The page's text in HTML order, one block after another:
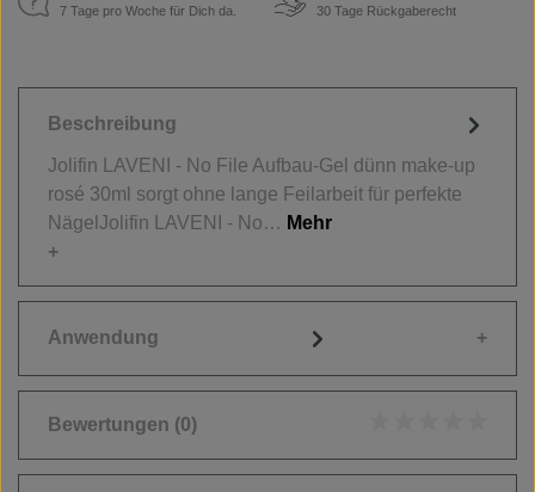
7 Tage pro Woche für Dich da.
30 Tage Rückgaberecht
Beschreibung
Jolifin LAVENI - No File Aufbau-Gel dünn make-up
rosé 30ml sorgt ohne lange Feilarbeit für perfekte
NägelJolifin LAVENI - No… Mehr
Anwendung
Bewertungen (0)